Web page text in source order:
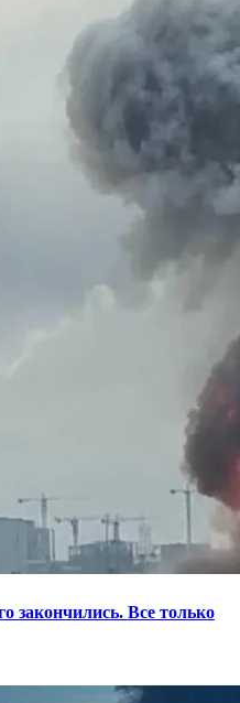
закончились. Все только